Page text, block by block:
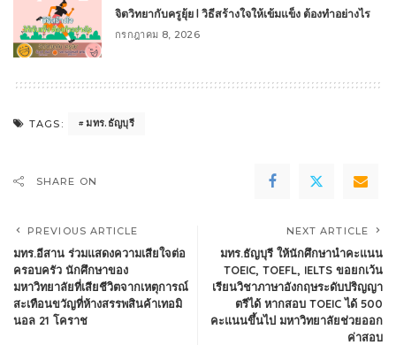
จิตวิทยากับครูยุ้ย l วิธีสร้างใจให้เข้มแข็ง ต้องทำอย่างไร
กรกฎาคม 8, 2026
TAGS: มทร.ธัญบุรี
SHARE ON
PREVIOUS ARTICLE
มทร.อีสาน ร่วมแสดงความเสียใจต่อ
ครอบครัว นักศึกษาของ
มหาวิทยาลัยที่เสียชีวิตจากเหตุการณ์
สะเทือนขวัญที่ห้างสรรพสินค้าเทอมิ
นอล 21 โคราช
NEXT ARTICLE
มทร.ธัญบุรี ให้นักศึกษานำคะแนน
TOEIC, TOEFL, IELTS ขอยกเว้น
เรียนวิชาภาษาอังกฤษระดับปริญญา
ตรีได้ หากสอบ TOEIC ได้ 500
คะแนนขึ้นไป มหาวิทยาลัยช่วยออก
ค่าสอบ